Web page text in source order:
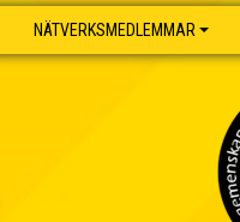
NÄTVERKSMEDLEMMAR